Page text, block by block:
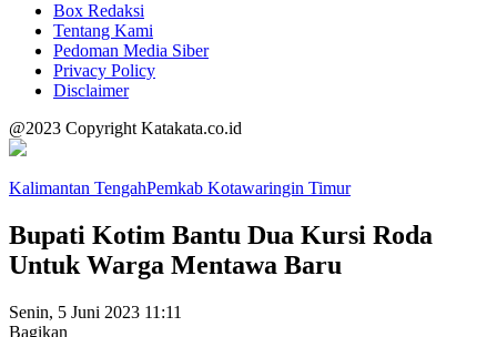
Box Redaksi
Tentang Kami
Pedoman Media Siber
Privacy Policy
Disclaimer
@2023 Copyright Katakata.co.id
Kalimantan TengahPemkab Kotawaringin Timur
Bupati Kotim Bantu Dua Kursi Roda
Untuk Warga Mentawa Baru
Senin, 5 Juni 2023 11:11
Bagikan